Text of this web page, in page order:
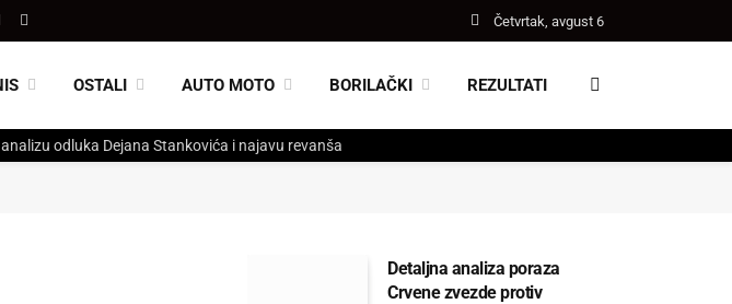
Instagram
Četvrtak, avgust 6
OSTALI AUTO MOTO BORILAČKI REZULTATI
odluka Dejana Stankovića i najavu revanša
Detaljna analiza poraza
Crvene zvezde protiv